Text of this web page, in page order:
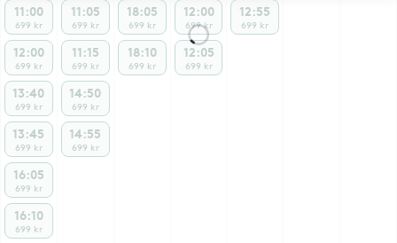
11:00
699 kr
12:00
699 kr
13:40
699 kr
13:45
699 kr
16:05
699 kr
16:10
699 kr
11:05
699 kr
11:15
699 kr
14:50
699 kr
14:55
699 kr
18:05
699 kr
18:10
699 kr
12:00
699 kr
12:05
699 kr
12:55
699 kr